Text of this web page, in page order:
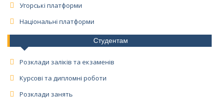
Угорські платформи
Національні платформи
Студентам
Розклади заліків та екзаменів
Курсові та дипломні роботи
Розклади занять